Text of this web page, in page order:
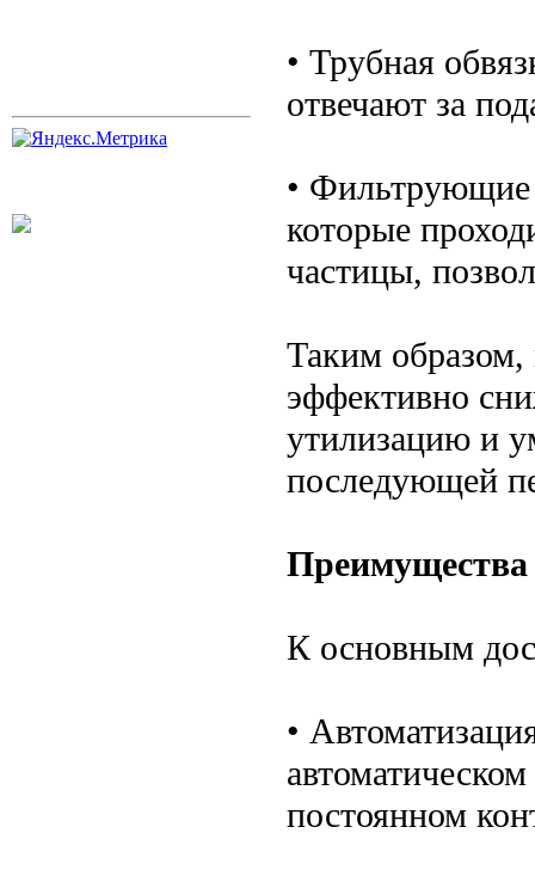
• Трубная
отвечают за
•
которые
частицы,
Таким образом,
эффективно
утилизацию и
последующей
Преимущества
К основным
•
постоянном